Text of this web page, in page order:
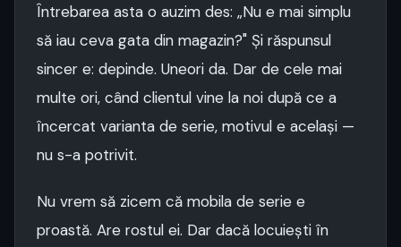
Întrebarea asta o auzim des: „Nu e mai simplu
să iau ceva gata din magazin?" Și răspunsul
sincer e: depinde. Uneori da. Dar de cele mai
multe ori, când clientul vine la noi după ce a
încercat varianta de serie, motivul e același —
nu s-a potrivit.
Nu vrem să zicem că mobila de serie e
proastă. Are rostul ei. Dar dacă locuiești în